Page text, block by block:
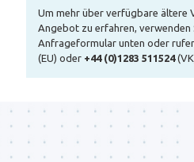
Um mehr über verfügbare ältere
Angebot zu erfahren, verwenden
Anfrageformular unten oder
(EU) oder +44 (0)1283 511524